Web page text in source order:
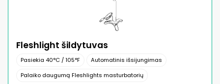
Fleshlight šildytuvas
Pasiekia 40°C / 105°F
Automatinis išsijungimas
Palaiko daugumą Fleshlights masturbatorių